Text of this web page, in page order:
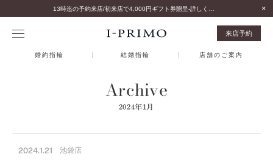
来店予約
婚約指輪 結婚指輪 店舗のご案内
Archive
2024年1月
2024.1.21 池袋店